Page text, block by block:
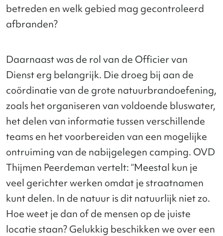
betreden en welk gebied mag gecontroleerd
afbranden?
Daarnaast was de rol van de Officier van
Dienst erg belangrijk. Die droeg bij aan de
coördinatie van de grote natuurbrandoefening,
zoals het organiseren van voldoende bluswater,
het delen van informatie tussen verschillende
teams en het voorbereiden van een mogelijke
ontruiming van de nabijgelegen camping. OVD
Thijmen Peerdeman vertelt: “Meestal kun je
veel gerichter werken omdat je straatnamen
kunt delen. In de natuur is dit natuurlijk niet zo.
Hoe weet je dan of de mensen op de juiste
locatie staan? Gelukkig beschikken we over een